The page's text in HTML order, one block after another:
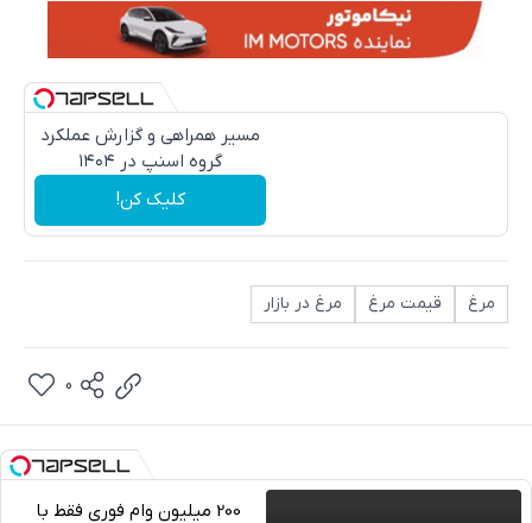
مسیر همراهی و گزارش عملکرد
گروه اسنپ در ۱۴۰۴
کلیک کن!
مرغ قیمت مرغ مرغ در بازار
0
200 میلیون وام فوری فقط با